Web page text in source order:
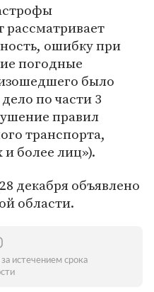
ошибку при
погодные
было
по части 3
правил
транспорта,
более лиц»).
декабря объявлено
области.
истечением срока